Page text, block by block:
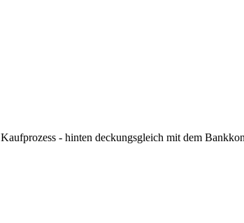
- hinten deckungsgleich mit dem